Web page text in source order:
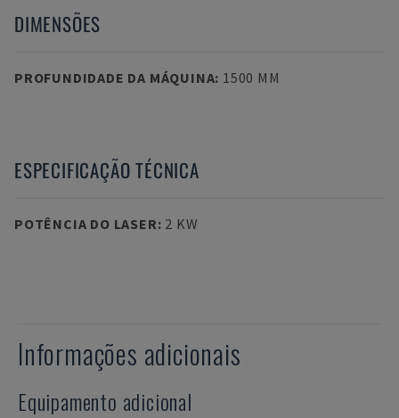
DIMENSÕES
PROFUNDIDADE DA MÁQUINA: 1500 MM
ESPECIFICAÇÃO TÉCNICA
POTÊNCIA DO LASER: 2 KW
Informações adicionais
Equipamento adicional